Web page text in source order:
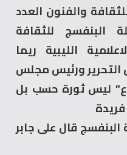
والفنون العدد
البنفسج للثقافة
الليبية ريما
التحرير ورئيس مجلس
ع” ليس ثورة حسب بل
قال على جابر